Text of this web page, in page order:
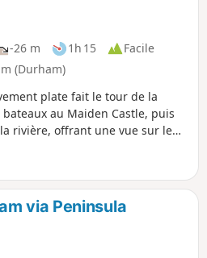
-26 m 1h 15
Facile
(Durham)
plate fait le tour de la
au Maiden Castle, puis
rivière, offrant une vue sur le
est accessible aux fauteuils
via Peninsula